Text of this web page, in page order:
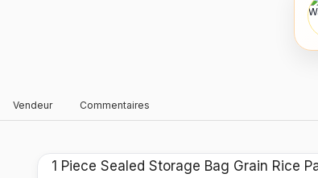
Vendeur Commentaires
1 Piece Sealed Storage Bag Grain Rice